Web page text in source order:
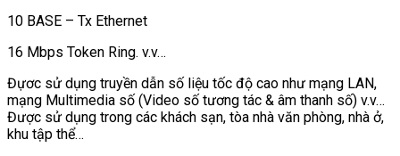
10 BASE – Tx Ethernet
16 Mbps Token Ring. v.v…
Đựơc sử dụng truyền dẫn số liệu tốc độ cao như mạng LAN,
mạng Multimedia số (Video số tương tác & âm thanh số) v.v…
Được sử dụng trong các khách sạn, tòa nhà văn phòng, nhà ở,
khu tập thể…